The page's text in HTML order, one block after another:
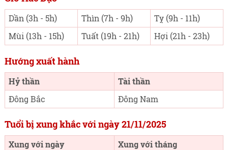
Dần (3h - 5h) Thìn (7h - 9h)
Tỵ (9h - 11h)
Mùi (13h - 15h)
Tuất (19h - 21h) Hợi (21h - 23h)
Hướng xuất hành
Hỷ thần
Tài thần
Đông Bắc
Đông Nam
Tuổi bị xung khắc với ngày 21/11/2025
Xung với ngày
Xung với tháng